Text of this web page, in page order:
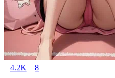
4.2K 8